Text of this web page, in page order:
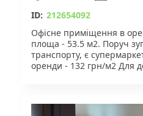
ID: 212654092
Офісне приміщення в
площа - 53.5 м2. Поруч
транспорту, є
оренди - 132 грн/м2 Для